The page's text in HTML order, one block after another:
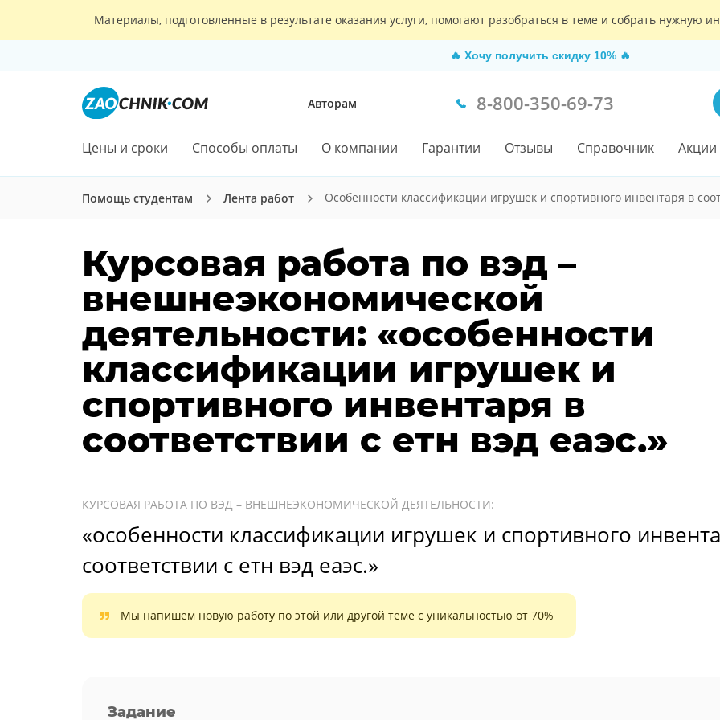
Материалы, подготовленные в результате оказания услуги, помогают разобраться в теме и собрать
🔥 Хочу получить скидку 10% 🔥
Авторам 8-800-350-69-73
Цены и сроки Способы оплаты О компании Гарантии Отзывы Справочник Акции
Помощь студентам Лента работ Особенности классификации игрушек и спортивного инвентаря в
Курсовая работа по вэд –
внешнеэкономической
деятельности: «особенности
классификации игрушек и
спортивного инвентаря в
соответствии с етн вэд еаэс.»
КУРСОВАЯ РАБОТА ПО ВЭД – ВНЕШНЕЭКОНОМИЧЕСКОЙ ДЕЯТЕЛЬНОСТИ:
«особенности классификации игрушек и спортивного
соответствии с етн вэд еаэс.»
Мы напишем новую работу по этой или другой теме с уникальностью от 70%
Задание